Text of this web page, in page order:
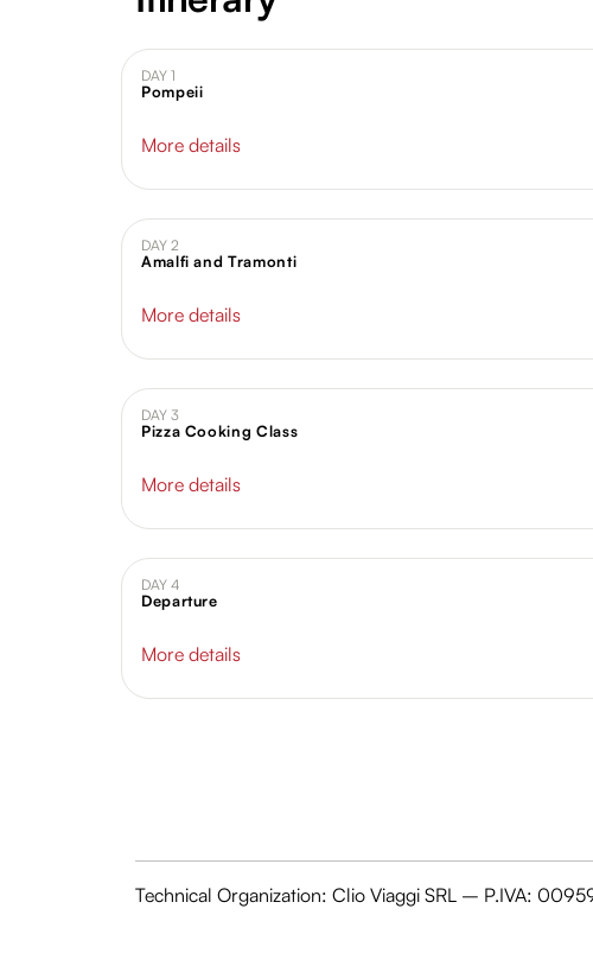
DAY 1
Pompeii
More details
DAY 2
Amalfi and Tramonti
More details
DAY 3
Pizza Cooking Class
More details
DAY 4
Departure
More details
Technical Organization: Clio Viaggi SRL – P.IVA: